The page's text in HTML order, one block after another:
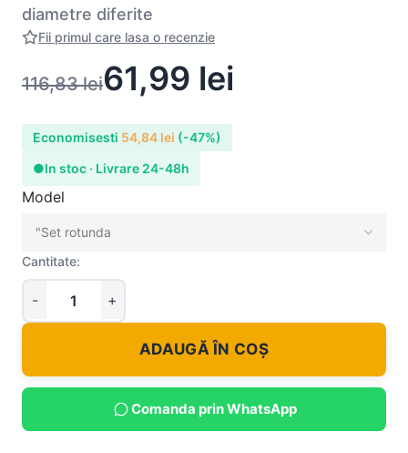
diametre diferite
Fii primul care lasa o recenzie
116,83lei61,99 lei
Economisesti 54,84 lei (-47%)
●In stoc · Livrare 24-48h
Model
Cantitate:
ADAUGĂ ÎN COȘ
Comanda prin WhatsApp